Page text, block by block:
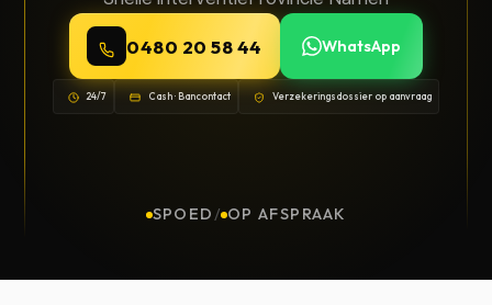
0480 20 58 44 WhatsApp
24/7 Cash · Bancontact Verzekeringsdossier op aanvraag
SPOED / OP AFSPRAAK